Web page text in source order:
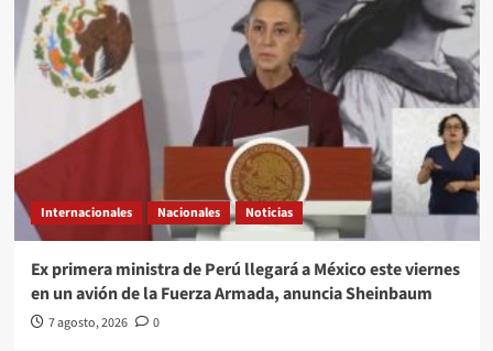
Internacionales Nacionales Noticias
Ex primera ministra de Perú llegará a México este viernes
en un avión de la Fuerza Armada, anuncia Sheinbaum
7 agosto, 2026 0